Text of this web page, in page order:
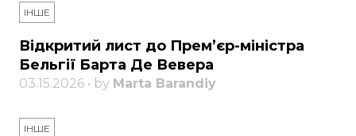
ІНШЕ
Відкритий лист до Прем’єр-міністра
Бельгії Барта Де Вевера
03.15.2026 • by Marta Barandiy
ІНШЕ